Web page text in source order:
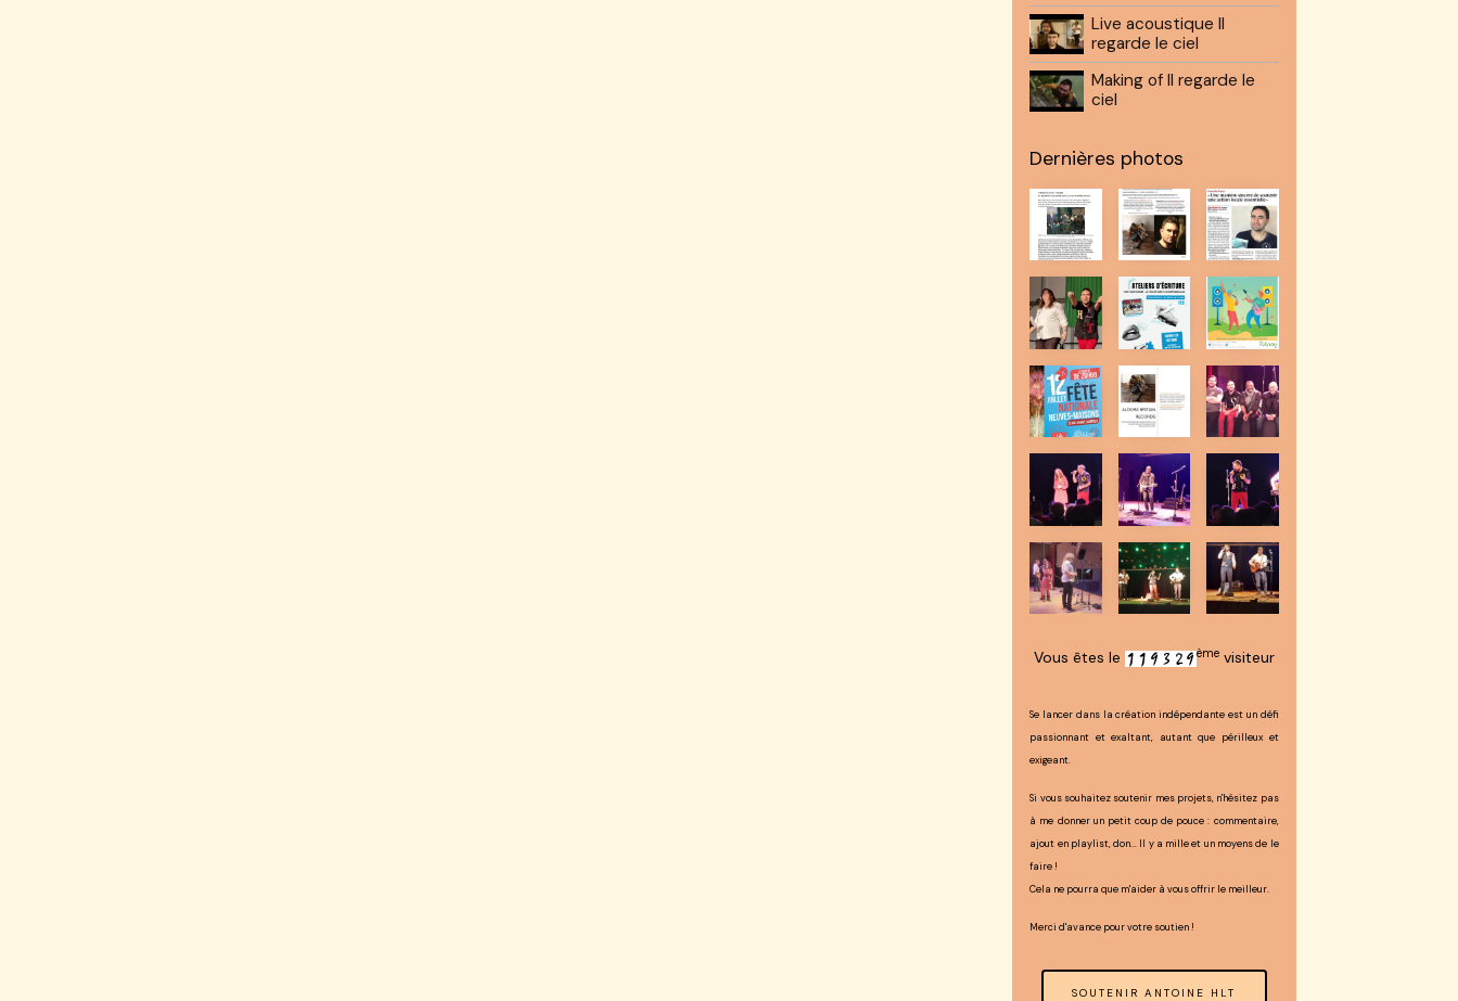
Live acoustique Il
regarde le ciel
Making of Il regarde le
ciel
Dernières photos
Vous êtes le èmevisiteur
Se lancer dans la création indépendante est un défi
passionnant et exaltant, autant que périlleux et
exigeant.
Si vous souhaitez soutenir mes projets, n'hésitez pas
à me donner un petit coup de pouce : commentaire,
ajout en playlist, don... Il y a mille et un moyens de le
faire !
Cela ne pourra que m'aider à vous offrir le meilleur.
Merci d'avance pour votre soutien !
SOUTENIR ANTOINE HLT